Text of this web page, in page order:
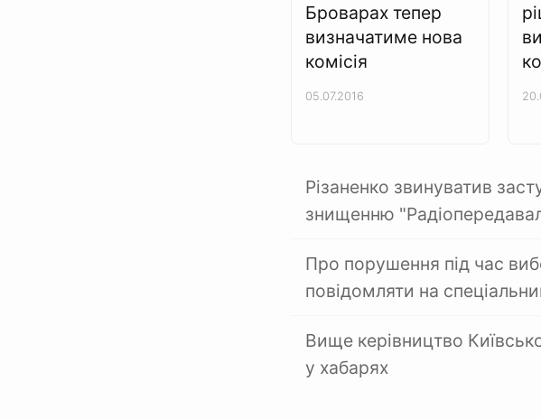
Броварах тепер
визначатиме нова
комісія
05.07.2016
Різаненко звинуватив
знищенню
Про порушення під час
повідомляти на
Вище керівництво
у хабарях